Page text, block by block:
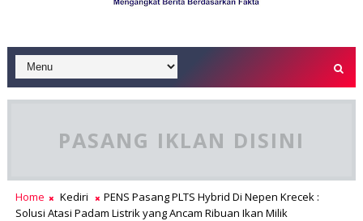
PASANG IKLAN DISINI
Home Kediri
PENS Pasang PLTS Hybrid Di Nepen Krecek :
Solusi Atasi Padam Listrik yang Ancam Ribuan Ikan Milik